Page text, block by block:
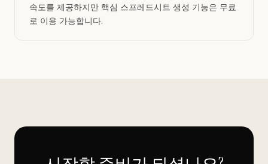
속도를 제공하지만 핵심 스프레드시트 생성 기능은 무료
로 이용 가능합니다.